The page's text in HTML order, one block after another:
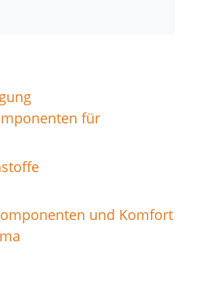
für
und Komfort